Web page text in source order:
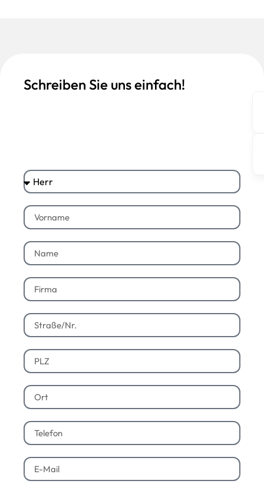
Schreiben Sie uns einfach!